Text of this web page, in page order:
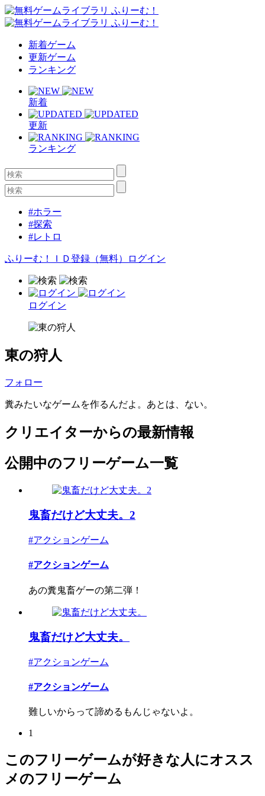
新着ゲーム
更新ゲーム
ランキング
新着
更新
ランキング
#ホラー
#探索
#レトロ
ふりーむ！ＩＤ登録（無料） ログイン
ログイン
東の狩人
フォロー
糞みたいなゲームを作るんだよ。あとは、ない。
クリエイターからの最新情報
公開中のフリーゲーム一覧
鬼畜だけど大丈夫。2
#アクションゲーム
#アクションゲーム
あの糞鬼畜ゲーの第二弾！
鬼畜だけど大丈夫。
#アクションゲーム
#アクションゲーム
難しいからって諦めるもんじゃないよ。
1
このフリーゲームが好きな人にオスス
メのフリーゲーム